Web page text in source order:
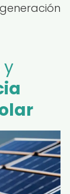
y